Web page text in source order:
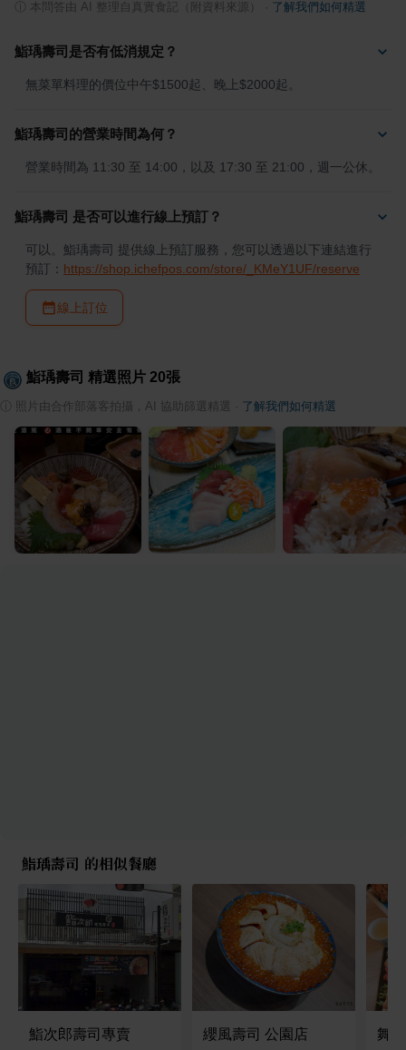
本問答由 AI 整理自真實食記（附資料來源） 了解我們如何精選
鮨瑀壽司是否有低消規定？
無菜單料理的價位中午$1500起、晚上$2000起。
鮨瑀壽司的營業時間為何？
營業時間為 11:30 至 14:00，以及 17:30 至 21:00，週一公休。
鮨瑀壽司 是否可以進行線上預訂？
可以。鮨瑀壽司 提供線上預訂服務，您可以透過以下連結進行
預訂： https://shop.ichefpos.com/store/_KMeY1UF/reserve
線上訂位
鮨瑀壽司 精選照片 20張
照片由合作部落客拍攝，AI 協助篩選精選 了解我們如何精選
鮨瑀壽司 的相似餐廳
鮨次郎壽司專賣 纓風壽司 公園店 舞